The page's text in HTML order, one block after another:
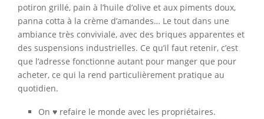
potiron grillé, pain à l’huile d’olive et aux piments doux,
panna cotta à la crème d’amandes… Le tout dans une
ambiance très conviviale, avec des briques apparentes et
des suspensions industrielles. Ce qu’il faut retenir, c’est
que l’adresse fonctionne autant pour manger que pour
acheter, ce qui la rend particulièrement pratique au
quotidien.
On ♥ refaire le monde avec les propriétaires.